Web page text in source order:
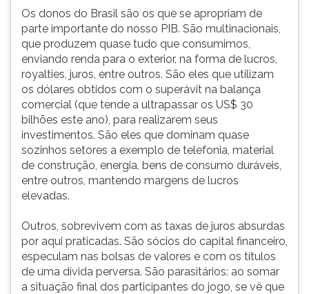
Arauás,
habitaram
menu
principal
pressione
tecla
depois
Pressione
ouvir
essa
instrução
novamente.
Os donos do Brasil são os que se apropriam de
parte importante do nosso PIB. São multinacionais,
que produzem quase tudo que consumimos,
enviando renda para o exterior, na forma de lucros,
royalties, juros, entre outros. São eles que utilizam
os dólares obtidos com o superávit na balança
comercial (que tende a ultrapassar os US$ 30
bilhões este ano), para realizarem seus
investimentos. São eles que dominam quase
sozinhos setores a exemplo de telefonia, material
de construção, energia, bens de consumo duráveis,
entre outros, mantendo margens de lucros
elevadas.
Outros, sobrevivem com as taxas de juros absurdas
por aqui praticadas. São sócios do capital financeiro,
especulam nas bolsas de valores e com os títulos
de uma dívida perversa. São parasitários: ao somar
a situação final dos participantes do jogo, se vê que